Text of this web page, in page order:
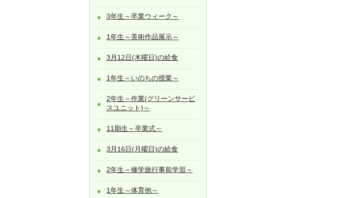
3年生～卒業ウィーク～
1年生～美術作品展示～
3月12日(木曜日)の給食
1年生～いのちの授業～
2年生～作業(グリーンサービ
スユニット)～
11期生～卒業式～
3月16日(月曜日)の給食
2年生～修学旅行事前学習～
1年生～体育他～